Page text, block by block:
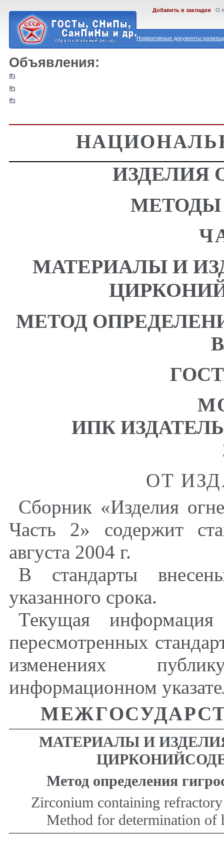
Нормативные документы
Добавить в закладки О
Объявления:
ИЗДЕЛИЯ
МАТЕРИАЛЫ И
МЕТОД
ГОСТ
ИПК
ОТ
Сборник «Изделия
Часть 2» содержит
августа 2004 г.
В стандарты
указанного срока.
Текущая
пересмотренных
изменениях
информационном
МАТЕРИАЛЫ И
Метод определения
Zirconium containing
Method for determination of